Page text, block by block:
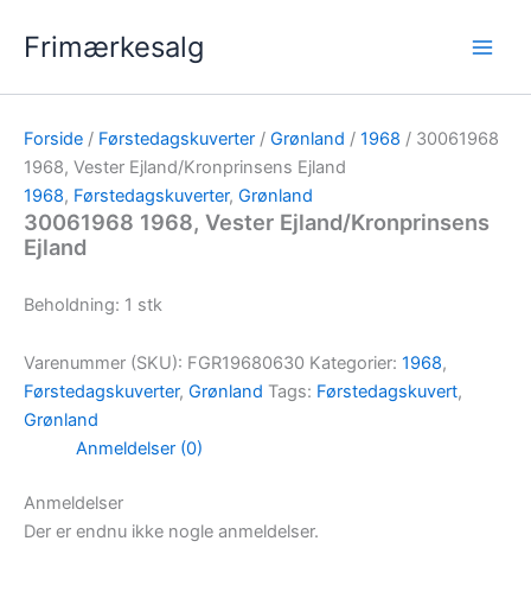
Frimærkesalg
Forside / Førstedagskuverter / Grønland / 1968 / 30061968
1968, Vester Ejland/Kronprinsens Ejland
1968, Førstedagskuverter, Grønland
30061968 1968, Vester Ejland/Kronprinsens
Ejland
Beholdning: 1 stk
Varenummer (SKU): FGR19680630 Kategorier: 1968,
Førstedagskuverter, Grønland Tags: Førstedagskuvert,
Grønland
Anmeldelser (0)
Anmeldelser
Der er endnu ikke nogle anmeldelser.